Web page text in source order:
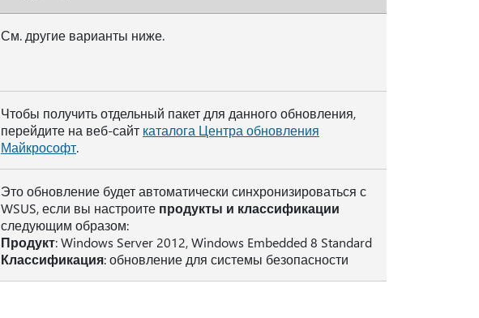
См. другие варианты ниже.
Чтобы получить отдельный пакет для данного обновления,
перейдите на веб-сайт каталога Центра обновления
Майкрософт.
Это обновление будет автоматически синхронизироваться с
WSUS, если вы настроите продукты и классификации
следующим образом:
Продукт: Windows Server 2012, Windows Embedded 8 Standard
Классификация: обновление для системы безопасности